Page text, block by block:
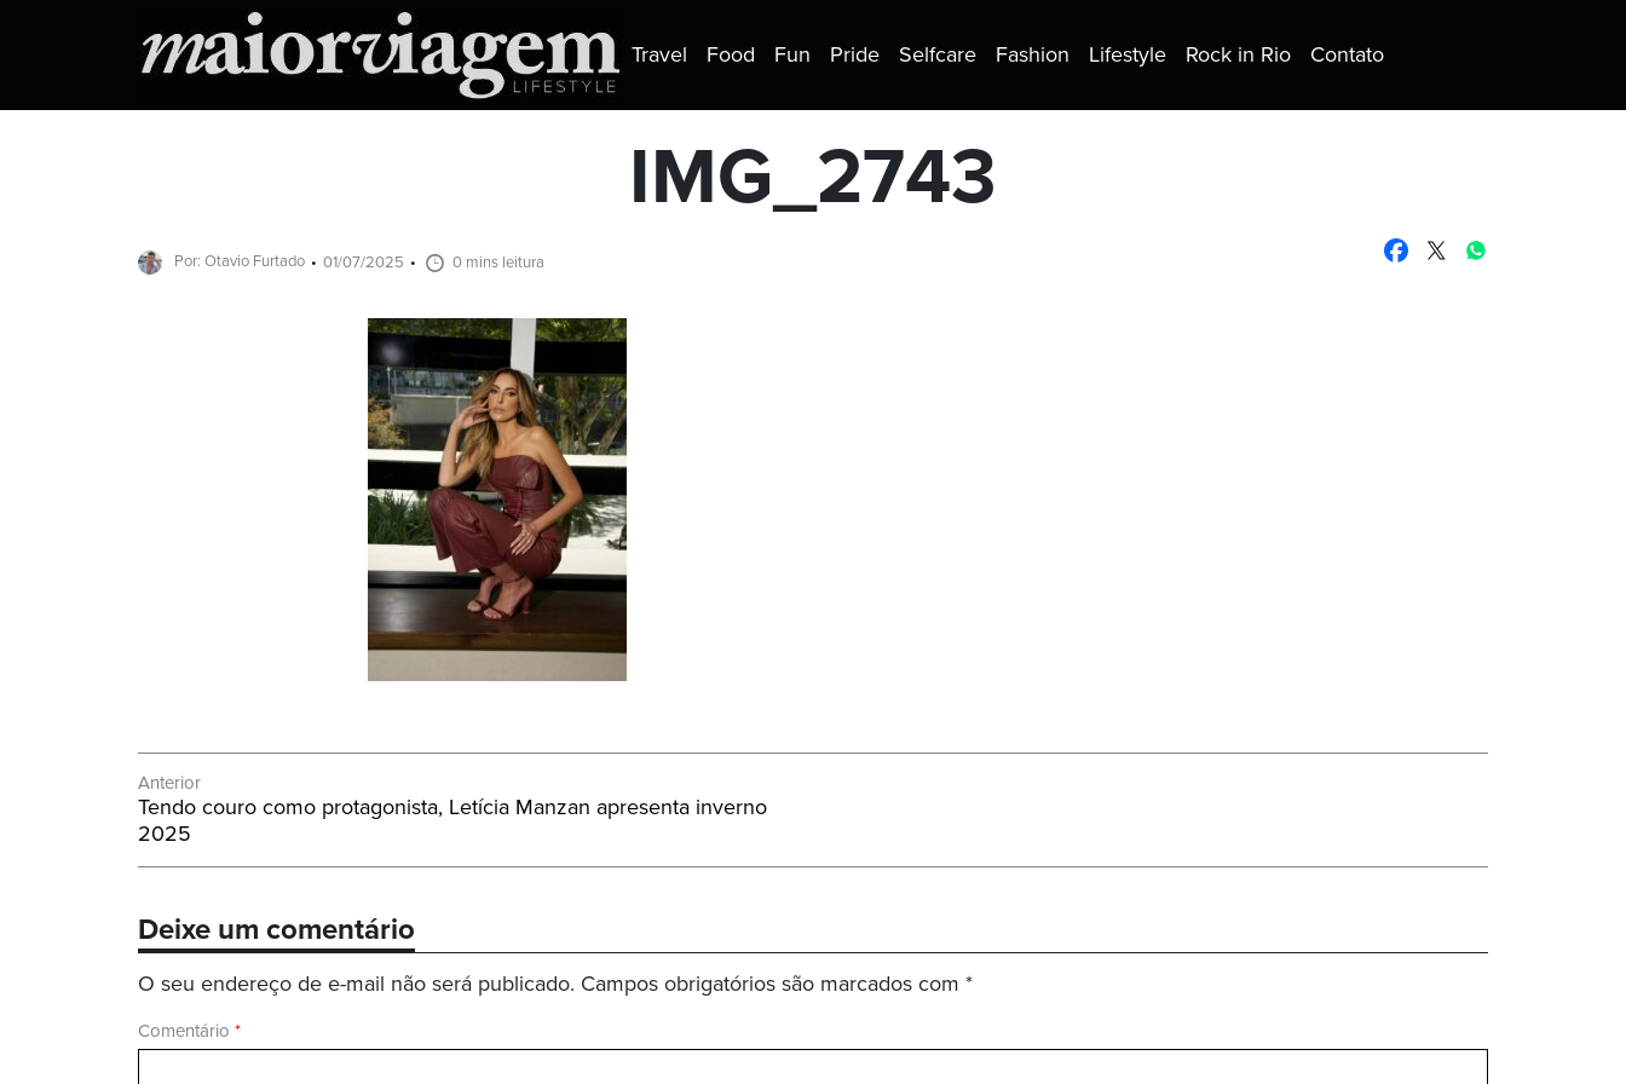
Travel Food Fun Pride Selfcare Fashion Lifestyle Rock in Rio Contato
IMG_2743
Por: Otavio Furtado 01/07/2025 0 mins leitura
Navegação
de
Post
Anterior
Post
Anterior:
Tendo couro como protagonista, Letícia Manzan apresenta inverno
2025
Deixe um comentário
O seu endereço de e-mail não será publicado. Campos obrigatórios são marcados com *
Comentário *